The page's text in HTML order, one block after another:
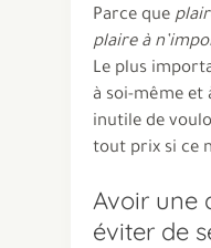
Parce que
plaire à
Le plus
à soi-même et
inutile de
tout prix si ce
Avoir une
éviter de